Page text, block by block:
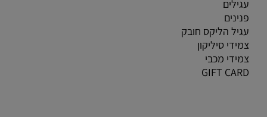
עגילים
פנינים
עגיל הליקס חובק
צמידי סיליקון
צמידי מכבי
GIFT CARD